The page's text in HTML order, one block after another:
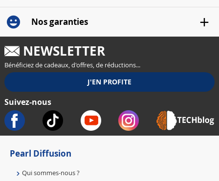
Nos garanties
NEWSLETTER
Bénéficiez de cadeaux, d'offres, de réductions...
Suivez-nous
Pearl Diffusion
Qui sommes-nous ?